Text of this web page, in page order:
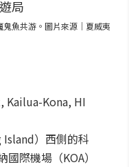
魚共游。圖片來源｜夏威夷
Kailua-Kona, HI
）西側的科
際機場（KOA）